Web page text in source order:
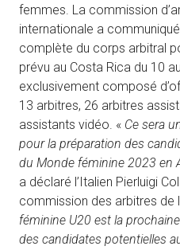
femmes. La commission
internationale a
complète du corps arbitral
prévu au Costa Rica du 10
exclusivement composé
13 arbitres, 26 arbitres
assistants vidéo. « Ce sera
pour la préparation des
du Monde féminine 2023 en
a déclaré l’Italien Pierluigi
commission des arbitres de
féminine U20 est la
des candidates potentielles